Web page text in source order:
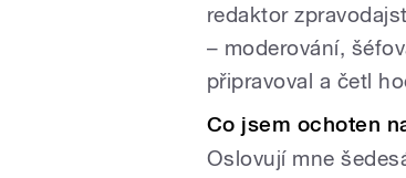
redaktor
– moderování,
připravoval a četl
Co jsem ochoten
Oslovují mne